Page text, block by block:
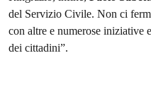
del Servizio Civile. Non ci
con altre e numerose iniziative
dei cittadini”.